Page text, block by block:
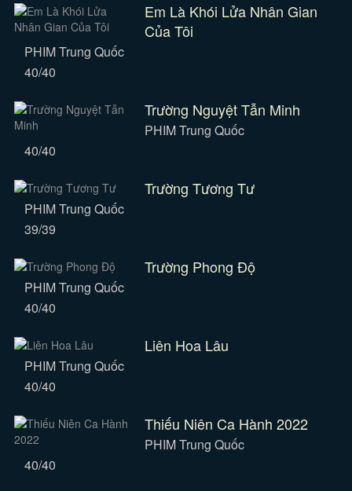
Em Là Khói Lửa Nhân Gian
Của Tôi
PHIM Trung Quốc
40/40
Trường Nguyệt Tẫn Minh
PHIM Trung Quốc
40/40
Trường Tương Tư
PHIM Trung Quốc
39/39
Trường Phong Độ
PHIM Trung Quốc
40/40
Liên Hoa Lâu
PHIM Trung Quốc
40/40
Thiếu Niên Ca Hành 2022
PHIM Trung Quốc
40/40